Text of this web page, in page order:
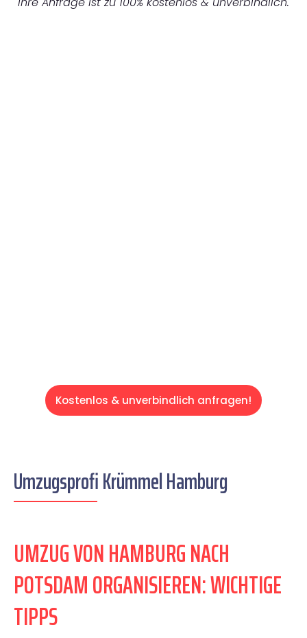
Kostenlos & unverbindlich anfragen!
Umzugsprofi Krümmel Hamburg
UMZUG VON HAMBURG NACH
POTSDAM ORGANISIEREN: WICHTIGE
TIPPS